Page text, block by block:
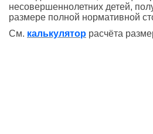
несовершеннолетних детей,
размере полной нормативной
См. калькулятор расчёта